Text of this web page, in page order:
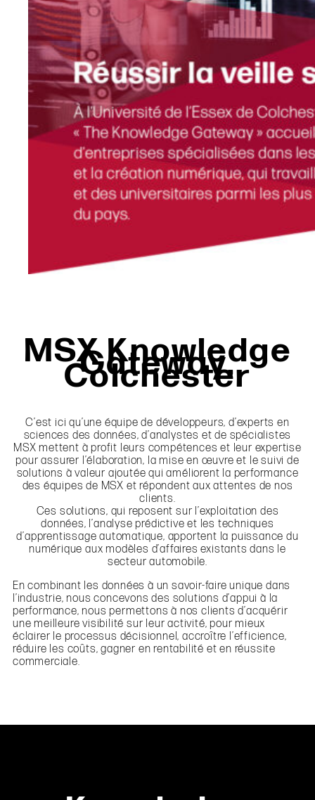
MSX Knowledge
Gateway,
Colchester
C’est ici qu’une équipe de développeurs, d’experts en
sciences des données, d’analystes et de spécialistes
MSX mettent à profit leurs compétences et leur expertise
pour assurer l’élaboration, la mise en œuvre et le suivi de
solutions à valeur ajoutée qui améliorent la performance
des équipes de MSX et répondent aux attentes de nos
clients.
Ces solutions, qui reposent sur l’exploitation des
données, l’analyse prédictive et les techniques
d’apprentissage automatique, apportent la puissance du
numérique aux modèles d’affaires existants dans le
secteur automobile.
En combinant les données à un savoir-faire unique dans
l’industrie, nous concevons des solutions d’appui à la
performance, nous permettons à nos clients d’acquérir
une meilleure visibilité sur leur activité, pour mieux
éclairer le processus décisionnel, accroître l’efficience,
réduire les coûts, gagner en rentabilité et en réussite
commerciale.